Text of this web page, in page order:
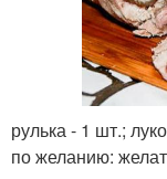
рулька - 1 шт.;
по желанию: